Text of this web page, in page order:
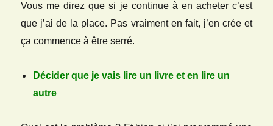
Vous me direz que si je continue à en acheter c’est
que j’ai de la place. Pas vraiment en fait, j’en crée et
ça commence à être serré.
Décider que je vais lire un livre et en lire un
autre